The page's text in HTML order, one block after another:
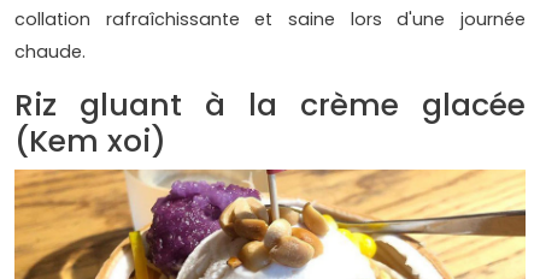
collation rafraîchissante et saine lors d'une journée
chaude.
Riz gluant à la crème glacée
(Kem xoi)